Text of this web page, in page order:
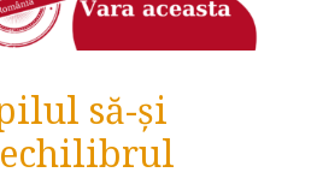
să-și
echilibrul